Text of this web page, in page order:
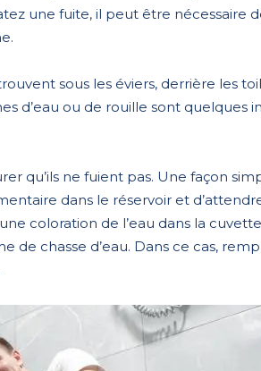
une fuite, il peut être nécessaire
sous les éviers, derrière les
d’eau ou de rouille sont quelques
qu’ils ne fuient pas. Une façon
dans le réservoir et
coloration de l’eau dans la
de chasse d’eau. Dans ce cas,